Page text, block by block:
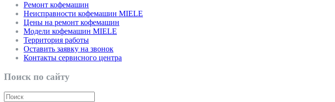
Ремонт кофемашин
Неисправности кофемашин MIELE
Цены на ремонт кофемашин
Модели кофемашин MIELE
Территория работы
Оставить заявку на звонок
Контакты сервисного центра
Поиск по сайту